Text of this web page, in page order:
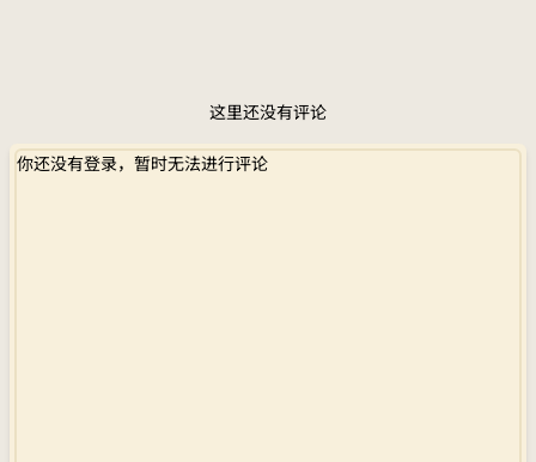
这里还没有评论
你还没有登录，暂时无法进行评论